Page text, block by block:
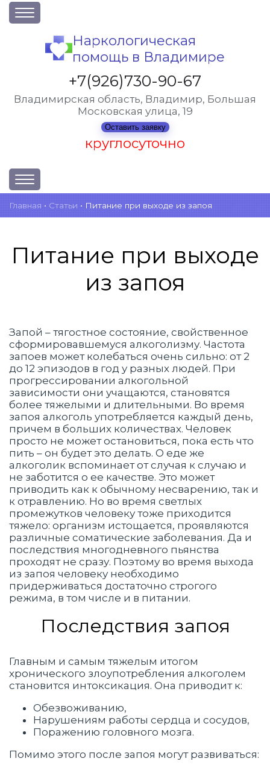
О клинике
Акции
Вакансии
Лицензии
Наркологическая
помощь в Владимире
+7(926)730-90-67
Владимирская область, Владимир, Большая
Московская улица, 19
Оставить заявку
круглосуточно
Услуги и стоимость
Вопрос-ответ
Главная • Статьи • Питание при выходе из запоя
Питание при выходе
из запоя
Запой – тягостное состояние, свойственное
сформировавшемуся алкоголизму. Частота
запоев может колебаться очень сильно: от 2
до 12 эпизодов в год у разных людей. При
прогрессировании алкогольной
зависимости они учащаются, становятся
более тяжелыми и длительными. Во время
запоя алкоголь употребляется каждый день,
причем в больших количествах. Человек
просто не может остановиться, пока есть что
пить – он будет это делать. О еде же
алкоголик вспоминает от случая к случаю и
не заботится о ее качестве. Это может
приводить как к обычному несварению, так и
к отравлению. Но во время светлых
промежутков человеку тоже приходится
тяжело: организм истощается, проявляются
различные соматические заболевания. Да и
последствия многодневного пьянства
проходят не сразу. Поэтому во время выхода
из запоя человеку необходимо
придерживаться достаточно строгого
режима, в том числе и в питании.
Последствия запоя
Главным и самым тяжелым итогом
хронического злоупотребления алкоголем
становится интоксикация. Она приводит к:
Обезвоживанию,
Нарушениям работы сердца и сосудов,
Поражению головного мозга.
Помимо этого после запоя могут развиваться: